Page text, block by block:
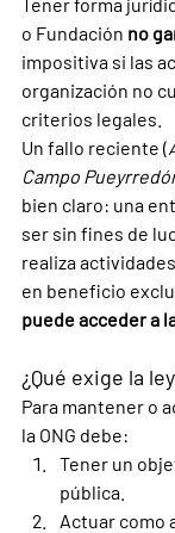
o Fundación no
impositiva si las
organización no
criterios legales.
Un fallo reciente (
Campo
bien claro: una
ser sin fines de
realiza
en beneficio
puede acceder a
¿Qué exige la
Para mantener o
la ONG debe:
Tener un
pública.
Actuar como